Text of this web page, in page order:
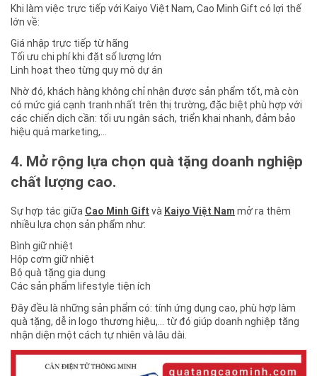
Khi làm việc trực tiếp với Kaiyo Việt Nam, Cao Minh Gift có lợi thế
lớn về:
Giá nhập trực tiếp từ hãng
Tối ưu chi phí khi đặt số lượng lớn
Linh hoạt theo từng quy mô dự án
Nhờ đó, khách hàng không chỉ nhận được sản phẩm tốt, mà còn
có mức giá cạnh tranh nhất trên thị trường, đặc biệt phù hợp với
các chiến dịch cần: tối ưu ngân sách, triển khai nhanh, đảm bảo
hiệu quả marketing,…
4. Mở rộng lựa chọn quà tặng doanh nghiệp
chất lượng cao.
Sự hợp tác giữa Cao Minh Gift và Kaiyo Việt Nam mở ra thêm
nhiều lựa chọn sản phẩm như:
Bình giữ nhiệt
Hộp cơm giữ nhiệt
Bộ quà tặng gia dụng
Các sản phẩm lifestyle tiện ích
Đây đều là những sản phẩm có: tính ứng dụng cao, phù hợp làm
quà tặng, dễ in logo thương hiệu,… từ đó giúp doanh nghiệp tăng
nhận diện một cách tự nhiên và lâu dài.